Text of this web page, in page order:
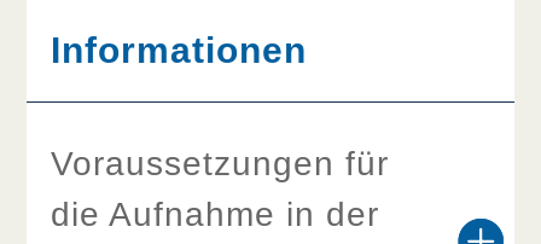
Informationen
Voraussetzungen für
die Aufnahme in der